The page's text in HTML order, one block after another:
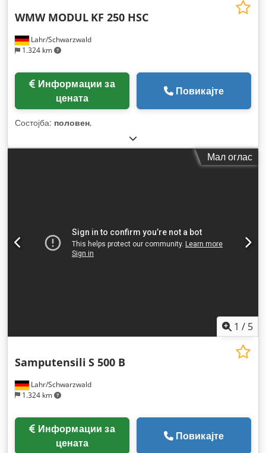
Lahr/Schwarzwald
1.324 km
WMW MODUL KF 250 HSC
цената
Повикајте
Состојба: половен,
Мал оглас
1 / 5
Lahr/Schwarzwald
1.324 km
Samputensili S 500 B
цената
Повикајте